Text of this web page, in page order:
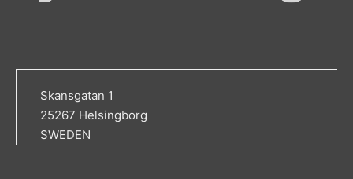
Skansgatan 1
25267 Helsingborg
SWEDEN